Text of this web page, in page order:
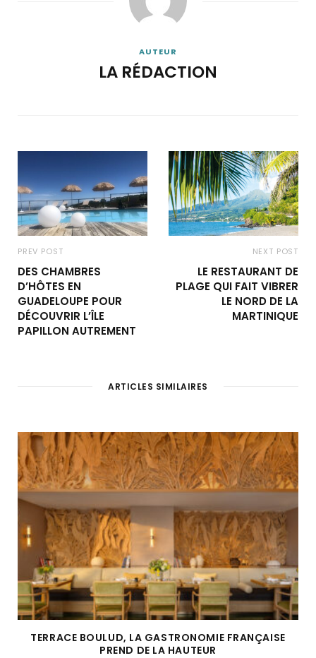
AUTEUR
LA RÉDACTION
PREV POST
DES CHAMBRES
D’HÔTES EN
GUADELOUPE POUR
DÉCOUVRIR L’ÎLE
PAPILLON AUTREMENT
NEXT POST
LE RESTAURANT DE
PLAGE QUI FAIT VIBRER
LE NORD DE LA
MARTINIQUE
ARTICLES SIMILAIRES
TERRACE BOULUD, LA GASTRONOMIE FRANÇAISE
PREND DE LA HAUTEUR